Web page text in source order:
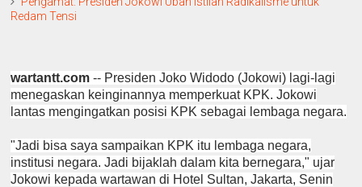
Redam Tensi
wartantt.com -- Presiden Joko Widodo (Jokowi) lagi-lagi
menegaskan keinginannya memperkuat KPK. Jokowi
lantas mengingatkan posisi KPK sebagai lembaga negara.
"Jadi bisa saya sampaikan KPK itu lembaga negara,
institusi negara. Jadi bijaklah dalam kita bernegara," ujar
Jokowi kepada wartawan di Hotel Sultan, Jakarta, Senin